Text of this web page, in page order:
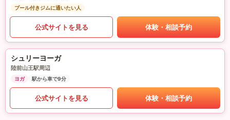
プール付きジムに通いたい人
公式サイトを見る 体験・相談予約
シュリーヨーガ
陸前山王駅周辺
ヨガ 駅から車で9分
公式サイトを見る 体験・相談予約